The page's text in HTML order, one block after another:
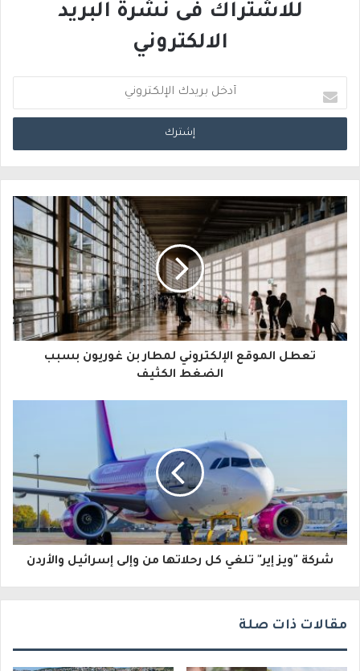
للاشتراك فى نشرة البريد
الالكتروني
د
خ
ب
د
ك
ا
إ
ر
و
تعطل الموقع الإلكتروني لمطار بن غوريون بسبب
الضغط الكثيف
شركة "ويز إير" تلغي كل رحلاتها من وإلى إسرائيل والأردن
مقالات ذات صلة